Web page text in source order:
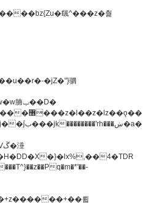
�}�lx%,��4�TDR
��+��뢻